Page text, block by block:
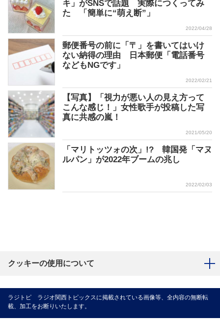
キ」がSNSで話題 実際につくってみ
た 「簡単に“萌え断”」
2022/04/28
郵便番号の前に「〒」を書いてはいけ
ない納得の理由 日本郵便「電話番号
などもNGです」
2022/02/21
【写真】「視力が悪い人の見え方って
こんな感じ！」女性歌手が投稿した写
真に共感の嵐！
2021/05/20
「マリトッツォの次」!? 韓国発「マヌ
ルパン」が2022年ブームの兆し
2022/02/03
クッキーの使用について
ラジトピ ラジオ関西トピックスに掲載されている画像等、全内容の無断転
載、加工をお断りいたします。